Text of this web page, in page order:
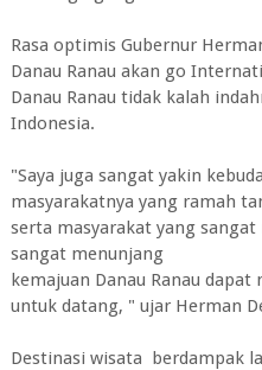
Rasa optimis Gubernur
Danau Ranau akan go
Danau Ranau tidak kalah
Indonesia.
"Saya juga sangat yakin
masyarakatnya yang ramah
serta masyarakat yang
sangat menunjang
kemajuan Danau Ranau
untuk datang, " ujar Herman
Destinasi wisata berdampak